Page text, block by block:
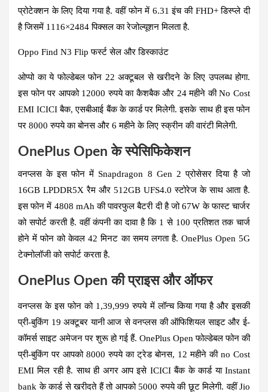
प्रोटेक्शन के लिए दिया गया है. वहीं फोन में 6.31 इंच की FHD+ डिस्प्ले दी
है जिसमें 1116×2484 पिक्सल का रेजोल्यूशन मिलता है.
Oppo Find N3 Flip फर्स्ट सेल और डिस्काउंट
ओप्पो का ये फोल्डेबल फोन 22 अक्टूबल से खरीदने के लिए उपलब्ध होगा.
इस फोन पर आपको 12000 रुपये का कैशबैक और 24 महीने की No Cost
EMI ICICI बैक, एसबीआई बैंक के कार्ड पर मिलेगी. इसके साथ ही इस फोन
पर 8000 रुपये का बोनस और 6 महीने के लिए स्क्रीन की वारंटी मिलेगी.
OnePlus Open के स्पेसिफिकेशन
वनप्लस के इस फोन में Snapdragon 8 Gen 2 प्रोसेसर दिया है जो
16GB LPDDR5X रैम और 512GB UFS4.0 स्टोरेज के साथ आता है.
इस फोन में 4808 mAh की पावरफुल बैटरी दी है जो 67W के फास्ट चार्जर
को सपोर्ट करती है. वहीं कंपनी का दावा है कि 1 से 100 प्रतिशत तक चार्ज
होने में फोन को केवल 42 मिनट का समय लगता है. OnePlus Open 5G
टेक्नोलॉजी को सपोर्ट करता है.
OnePlus Open की प्राइस और ऑफर
वनप्लस के इस फोन को 1,39,999 रुपये में लॉन्च किया गया है और इसकी
प्री-बुकिंग 19 अक्टूबर यानी आज से वनप्लस की ऑफिशियल साइट और ई-
कॉमर्स साइट अमेजन पर शुरू हो गई हैं. OnePlus Open फोल्डेबल फोन की
प्री-बुकिंग पर आपको 8000 रुपये का ट्रेड बोनस, 12 महीने की no Cost
EMI मिल रही है. साथ ही अगर आप इसे ICICI बैंक के कार्ड या Instant
bank के कार्ड से खरीदते हैं तो आपको 5000 रुपये की छूट मिलेगी. वहीं Jio